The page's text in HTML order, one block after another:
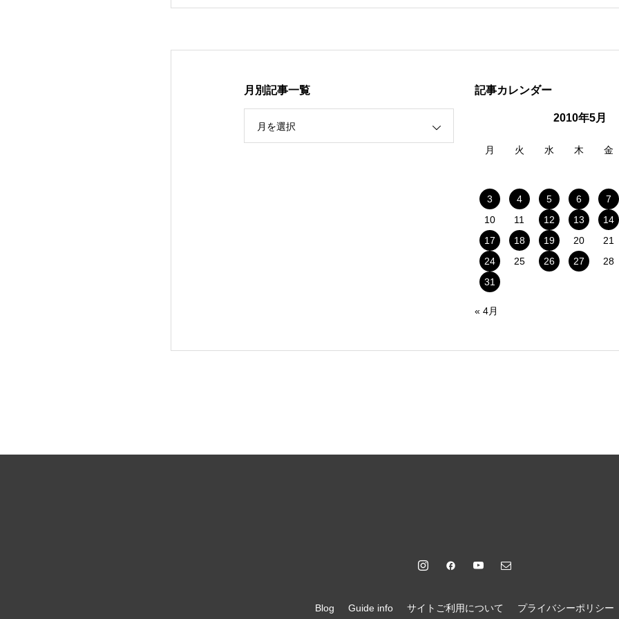
月別記事一覧
月を選択
記事カレンダー
2010年5月
月 火 水 木 金
3 4 5 6
7
10
11 12 13
14
17
18 19 20
21
24
25 26 27
28
31
« 4月
Blog Guide info サイトご利用について プライバシーポリシー